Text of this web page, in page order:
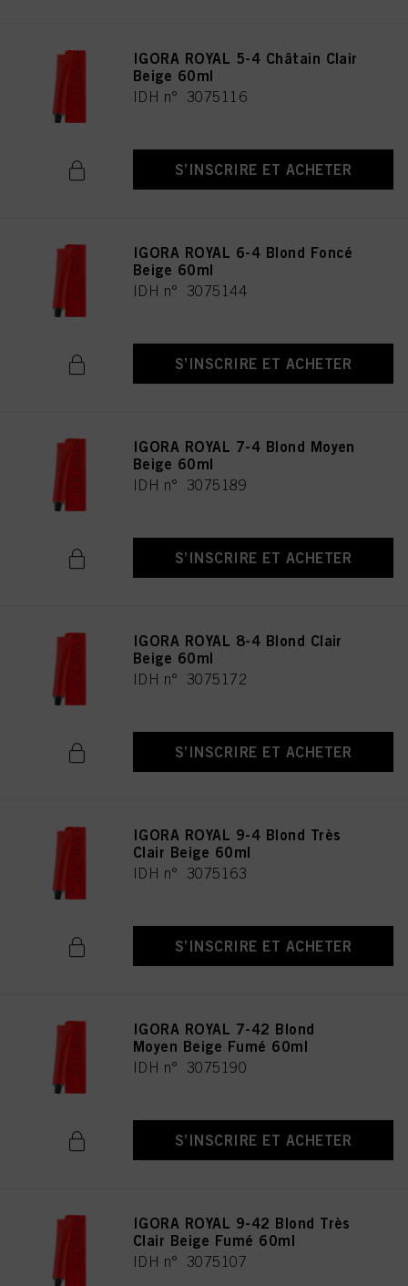
IGORA ROYAL 5-4 Châtain Clair
Beige 60ml
IDH n° 3075116
S’INSCRIRE ET ACHETER
IGORA ROYAL 6-4 Blond Foncé
Beige 60ml
IDH n° 3075144
S’INSCRIRE ET ACHETER
IGORA ROYAL 7-4 Blond Moyen
Beige 60ml
IDH n° 3075189
S’INSCRIRE ET ACHETER
IGORA ROYAL 8-4 Blond Clair
Beige 60ml
IDH n° 3075172
S’INSCRIRE ET ACHETER
IGORA ROYAL 9-4 Blond Très
Clair Beige 60ml
IDH n° 3075163
S’INSCRIRE ET ACHETER
IGORA ROYAL 7-42 Blond
Moyen Beige Fumé 60ml
IDH n° 3075190
S’INSCRIRE ET ACHETER
IGORA ROYAL 9-42 Blond Très
Clair Beige Fumé 60ml
IDH n° 3075107